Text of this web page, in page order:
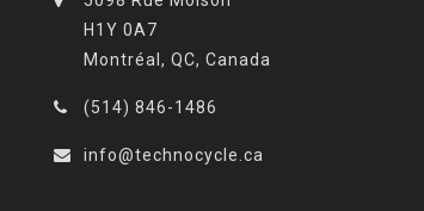
H1Y 0A7
Montréal, QC, Canada
(514) 846-1486
info@technocycle.ca